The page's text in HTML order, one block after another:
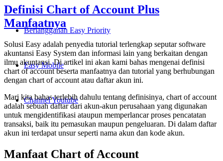
Berlangganan Easy Priority
Easy Mobile
Channel Youtube
Definisi Chart of Account Plus
Manfaatnya
Solusi Easy adalah penyedia tutorial terlengkap seputar software
akuntansi Easy System dan informasi lain yang berkaitan dengan
ilmu akuntansi. Di artikel ini akan kami bahas mengenai definisi
chart of account beserta manfaatnya dan tutorial yang berhubungan
dengan chart of account atau daftar akun ini.
Mari kita bahas terlebih dahulu tentang definisinya, chart of account
adalah sebuah daftar dari akun-akun perusahaan yang digunakan
untuk mengidentifikasi ataupun memperlancar proses pencatatan
transaksi, baik itu pemasukan maupun pengeluaran. Di dalam daftar
akun ini terdapat unsur seperti nama akun dan kode akun.
Manfaat Chart of Account